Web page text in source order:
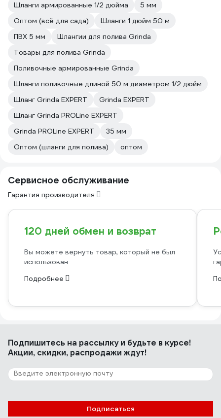
Шланги армированные 1/2 дюйма
5 мм
Оптом (всё для сада)
Шланги 1 дюйм 50 м
ПВХ 5 мм
Шлангии для полива Grinda
Товары для полива Grinda
Поливочные армированные Grinda
Шланги поливочные длиной 50 м диаметром 1/2 дюйм
Шланг Grinda EXPERT
Grinda EXPERT
Шланг Grinda PROLine EXPERT
Grinda PROLine EXPERT
35 мм
Оптом (шланги для полива)
оптом
Сервисное обслуживание
Гарантия производителя
120 дней обмен и возврат
Вы можете вернуть товар, который не был
использован
Подробнее
Подпишитесь на рассылкуи будьте в курсе!
Акции, скидки, распродажи ждут!
Подписаться